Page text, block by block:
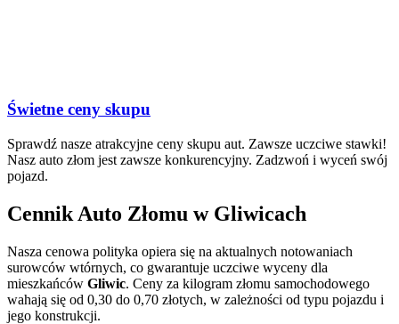
Świetne ceny skupu
Sprawdź nasze atrakcyjne ceny skupu aut. Zawsze uczciwe stawki!
Nasz auto złom jest zawsze konkurencyjny. Zadzwoń i wyceń swój
pojazd.
Cennik Auto Złomu w Gliwicach
Nasza cenowa polityka opiera się na aktualnych notowaniach
surowców wtórnych, co gwarantuje uczciwe wyceny dla
mieszkańców Gliwic. Ceny za kilogram złomu samochodowego
wahają się od 0,30 do 0,70 złotych, w zależności od typu pojazdu i
jego konstrukcji.